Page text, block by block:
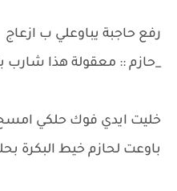
رفع حاجبة يباوعلي ب ازعاج
_حازم :: معقولة هذا شارب
خليت ايدي فوك حلكي
باوعت لحازم خيط البكرة